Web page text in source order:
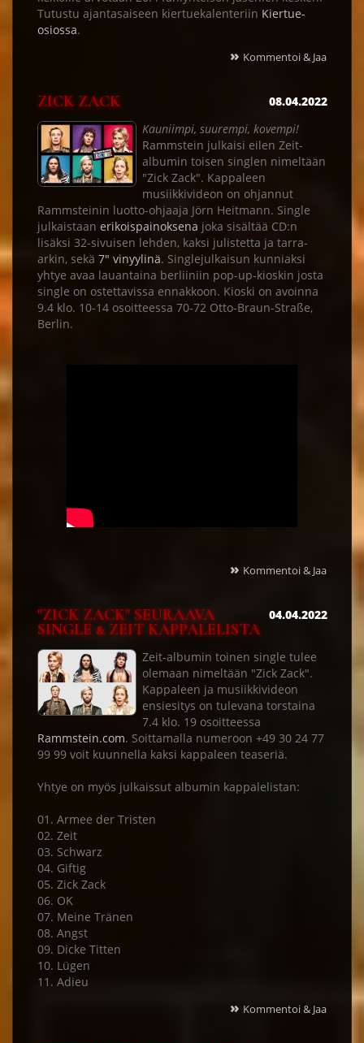
Tutustu ajantasaiseen kiertuekalenteriin Kiertue-
osiossa.
» Kommentoi & Jaa
ZICK ZACK
08.04.2022
Kauniimpi, suurempi, kovempi!
Rammstein julkaisi eilen Zeit-
albumin toisen singlen nimeltään
"Zick Zack". Kappaleen
musiikkivideon on ohjannut
Rammsteinin luotto-ohjaaja Jörn Heitmann. Single
julkaistaan erikoispainoksena joka sisältää CD:n
lisäksi 32-sivuisen lehden, kaksi julistetta ja tarra-
arkin, sekä 7" vinyylinä. Singlejulkaisun kunniaksi
yhtye avaa lauantaina berliiniin pop-up-kioskin josta
single on ostettavissa ennakkoon. Kioski on avoinna
9.4 klo. 10-14 osoitteessa 70-72 Otto-Braun-Straße,
Berlin.
» Kommentoi & Jaa
"ZICK ZACK" SEURAAVA
SINGLE & ZEIT KAPPALELISTA
04.04.2022
Zeit-albumin toinen single tulee
olemaan nimeltään "Zick Zack".
Kappaleen ja musiikkivideon
ensiesitys on tulevana torstaina
7.4 klo. 19 osoitteessa
Rammstein.com. Soittamalla numeroon +49 30 24 77
99 99 voit kuunnella kaksi kappaleen teaseriä.
Yhtye on myös julkaissut albumin kappalelistan:
01. Armee der Tristen
02. Zeit
03. Schwarz
04. Giftig
05. Zick Zack
06. OK
07. Meine Tränen
08. Angst
09. Dicke Titten
10. Lügen
11. Adieu
» Kommentoi & Jaa